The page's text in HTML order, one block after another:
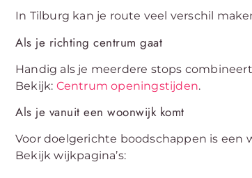
In Tilburg kan je route veel verschil
Als je richting centrum gaat
Handig als je meerdere stops
Bekijk: Centrum openingstijden.
Als je vanuit een woonwijk komt
Voor doelgerichte boodschappen is een
Bekijk wijkpagina’s: